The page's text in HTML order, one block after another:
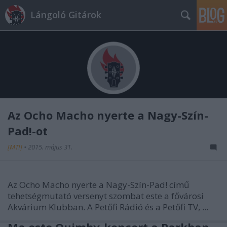
Lángoló Gitárok
Az Ocho Macho nyerte a Nagy-Szín-
Pad!-ot
[MTI] • 2015. május 31.
Az Ocho Macho nyerte a Nagy-Szín-Pad! című
tehetségmutató versenyt szombat este a fővárosi
Akvárium Klubban. A Petőfi Rádió és a Petőfi TV, ...